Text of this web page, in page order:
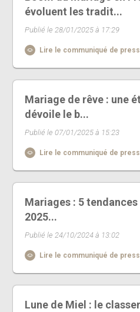
évoluent les tradit...
Publié le 28/01/2025 à 17:29
Lire le communiqué de
Mariage de rêve : une
dévoile le b...
Publié le 07/01/2025 à 15:23
Lire le communiqué de
Mariages : 5
2025...
Publié le 24/10/2024 à 13:02
Lire le communiqué de
Lune de Miel : le